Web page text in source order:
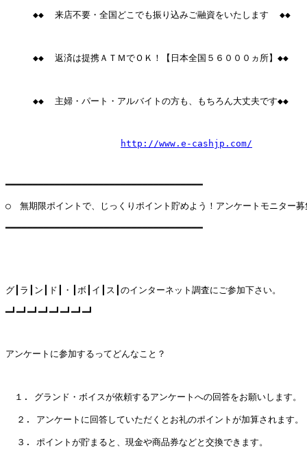
     ◆◆  来店不要・全国どこでも振り込みご融資をいたします  ◆◆
     ◆◆  返済は提携ＡＴＭでＯＫ！【日本全国５６０００ヵ所】◆◆
     ◆◆  主婦・パート・アルバイトの方も、もちろん大丈夫です◆◆
http://www.e-cashjp.com/
━━━━━━━━━━━━━━━━━━━━━━━━━━━━━━━━━━━━
○　無期限ポイントで、じっくりポイント貯めよう！アンケートモニター募
━━━━━━━━━━━━━━━━━━━━━━━━━━━━━━━━━━━━
グ┃ラ┃ン┃ド┃・┃ボ┃イ┃ス┃のインターネット調査にご参加下さい。
━┛━┛━┛━┛━┛━┛━┛━┛
アンケートに参加するってどんなこと
１. グランド・ボイスが依頼するアンケートへの回答をお願いしま
２. アンケートに回答していただくとお礼のポイントが加算されま
３. ポイントが貯まると、現金や商品券などと交換できま